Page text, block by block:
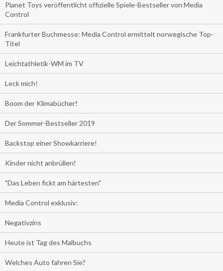
Planet Toys veröffentlicht offizielle Spiele-Bestseller von Media
Control
Frankfurter Buchmesse: Media Control ermittelt norwegische Top-
Titel
Leichtathletik-WM im TV
Leck mich!
Boom der Klimabücher!
Der Sommer-Bestseller 2019
Backstop einer Showkarriere!
Kinder nicht anbrüllen!
"Das Leben fickt am härtesten"
Media Control exklusiv:
Negativzins
Heute ist Tag des Malbuchs
Welches Auto fahren Sie?